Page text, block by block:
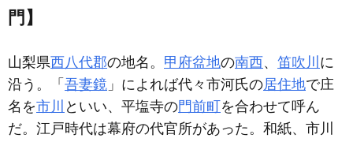
門】
山梨県西八代郡の地名。 甲府盆地の南西、 笛吹川 に
沿う。「 吾妻鏡 」によれば代々市河氏の居住地で庄
名を市川 といい、平塩寺の門前町 を合わせて呼ん
だ。江戸時代は幕府の代官所があった。和紙、市川